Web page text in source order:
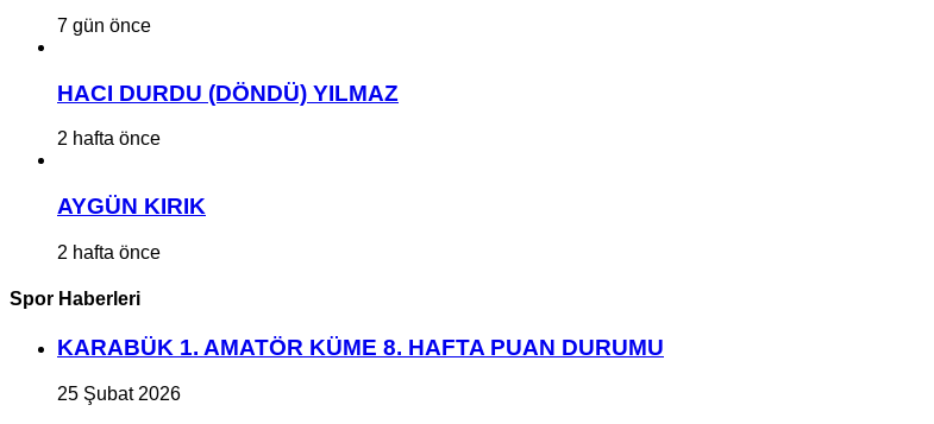
7 gün önce
HACI DURDU (DÖNDÜ) YILMAZ
2 hafta önce
AYGÜN KIRIK
2 hafta önce
Spor Haberleri
KARABÜK 1. AMATÖR KÜME 8. HAFTA PUAN DURUMU
25 Şubat 2026